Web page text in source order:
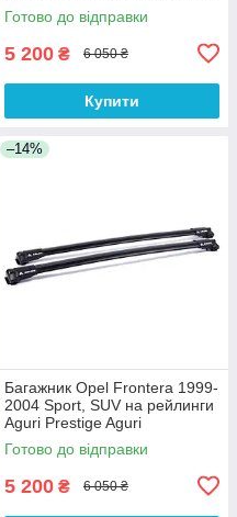
Готово до відправки
5 200 ₴ 6 050 ₴
Купити
–14%
Багажник Opel Frontera 1999-
2004 Sport, SUV на рейлинги
Aguri Prestige Aguri
Готово до відправки
5 200 ₴ 6 050 ₴